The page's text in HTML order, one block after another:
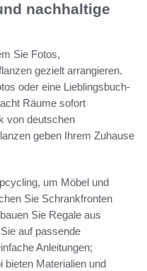
nachhaltige
Sie Fotos,
gezielt arrangieren.
oder eine Lieblingsbuch-
Räume sofort
von deutschen
geben Ihrem Zuhause
um Möbel und
Sie Schrankfronten
Sie Regale aus
auf passende
Anleitungen;
bieten Materialien und